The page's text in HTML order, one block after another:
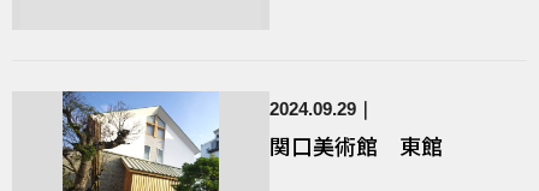
2024.09.29
関口美術館 東館